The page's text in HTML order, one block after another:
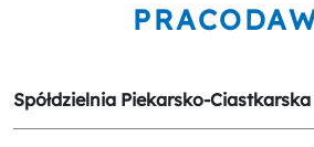
Spółdzielnia Piekarsko-